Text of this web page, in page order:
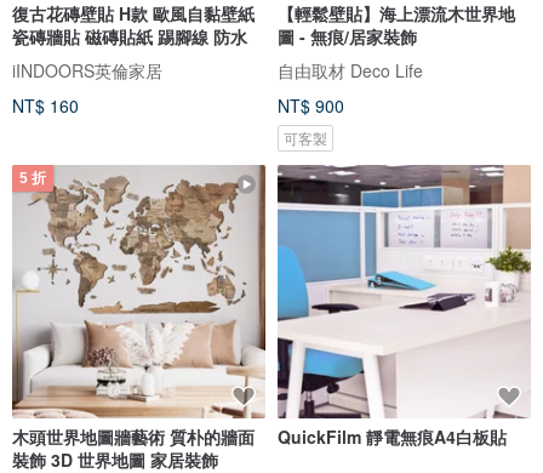
復古花磚壁貼 H款 歐風自黏壁紙
瓷磚牆貼 磁磚貼紙 踢腳線 防水
iINDOORS英倫家居
NT$ 160
【輕鬆壁貼】海上漂流木世界地
圖 - 無痕/居家裝飾
自由取材 Deco Life
NT$ 900
可客製
5 折
木頭世界地圖牆藝術 質朴的牆面
裝飾 3D 世界地圖 家居裝飾
QuickFilm 靜電無痕A4白板貼